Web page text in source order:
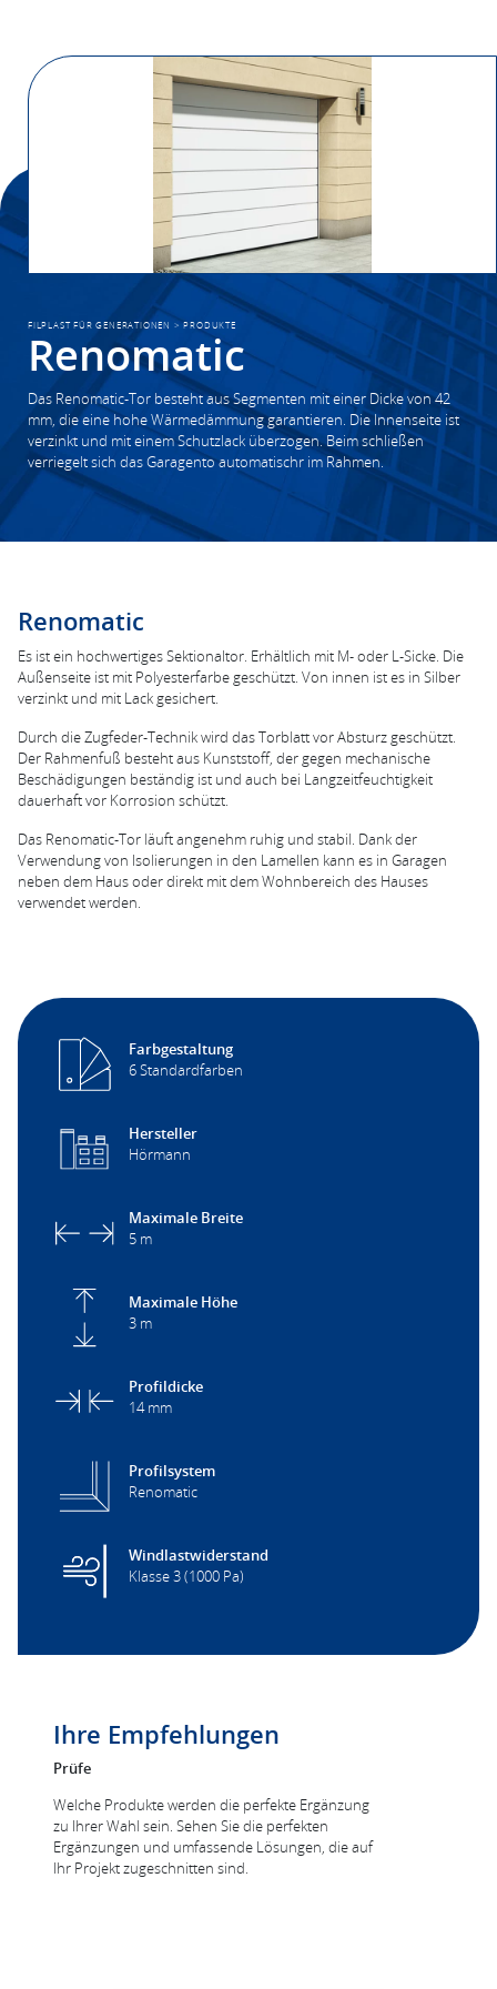
FILPLAST FÜR GENERATIONEN >PRODUKTE
Renomatic
Das Renomatic-Tor besteht aus Segmenten mit einer Dicke von 42
mm, die eine hohe Wärmedämmung garantieren. Die Innenseite ist
verzinkt und mit einem Schutzlack überzogen. Beim schließen
verriegelt sich das Garagento automatischr im Rahmen.
Renomatic
Es ist ein hochwertiges Sektionaltor. Erhältlich mit M- oder L-Sicke. Die
Außenseite ist mit Polyesterfarbe geschützt. Von innen ist es in Silber
verzinkt und mit Lack gesichert.
Durch die Zugfeder-Technik wird das Torblatt vor Absturz geschützt.
Der Rahmenfuß besteht aus Kunststoff, der gegen mechanische
Beschädigungen beständig ist und auch bei Langzeitfeuchtigkeit
dauerhaft vor Korrosion schützt.
Das Renomatic-Tor läuft angenehm ruhig und stabil. Dank der
Verwendung von Isolierungen in den Lamellen kann es in Garagen
neben dem Haus oder direkt mit dem Wohnbereich des Hauses
verwendet werden.
Farbgestaltung
6 Standardfarben
Hersteller
Hörmann
Maximale Breite
5 m
Maximale Höhe
3 m
Profildicke
14 mm
Profilsystem
Renomatic
Windlastwiderstand
Klasse 3 (1000 Pa)
Ihre Empfehlungen
Prüfe
Welche Produkte werden die perfekte Ergänzung
zu Ihrer Wahl sein. Sehen Sie die perfekten
Ergänzungen und umfassende Lösungen, die auf
Ihr Projekt zugeschnitten sind.